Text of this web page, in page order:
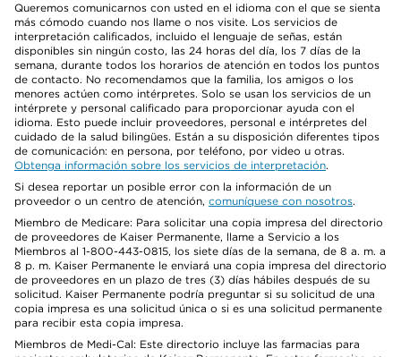
Queremos comunicarnos con usted en el idioma con el que se sienta
más cómodo cuando nos llame o nos visite. Los servicios de
interpretación calificados, incluido el lenguaje de señas, están
disponibles sin ningún costo, las 24 horas del día, los 7 días de la
semana, durante todos los horarios de atención en todos los puntos
de contacto. No recomendamos que la familia, los amigos o los
menores actúen como intérpretes. Solo se usan los servicios de un
intérprete y personal calificado para proporcionar ayuda con el
idioma. Esto puede incluir proveedores, personal e intérpretes del
cuidado de la salud bilingües. Están a su disposición diferentes tipos
de comunicación: en persona, por teléfono, por video u otras.
Obtenga información sobre los servicios de interpretación.
Si desea reportar un posible error con la información de un
proveedor o un centro de atención, comuníquese con nosotros.
Miembro de Medicare: Para solicitar una copia impresa del directorio
de proveedores de Kaiser Permanente, llame a Servicio a los
Miembros al 1-800-443-0815, los siete días de la semana, de 8 a. m. a
8 p. m. Kaiser Permanente le enviará una copia impresa del directorio
de proveedores en un plazo de tres (3) días hábiles después de su
solicitud. Kaiser Permanente podría preguntar si su solicitud de una
copia impresa es una solicitud única o si es una solicitud permanente
para recibir esta copia impresa.
Miembros de Medi-Cal: Este directorio incluye las farmacias para